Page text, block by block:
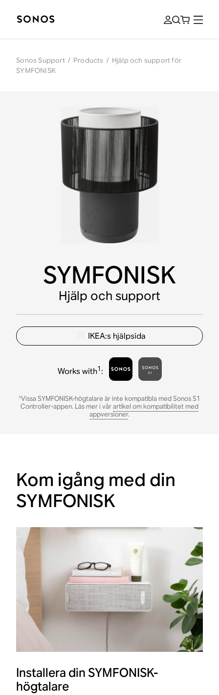
Sonos Support / Products / Hjälp och support för
SYMFONISK
SYMFONISK
Hjälp och support
IKEA:s hjälpsida
Works with1:
¹Vissa SYMFONISK-högtalare är inte kompatibla med Sonos S1
Controller-appen. Läs mer i vårartikel om kompatibilitet med
appversioner.
Kom igång med din
SYMFONISK
Installera din SYMFONISK-
högtalare